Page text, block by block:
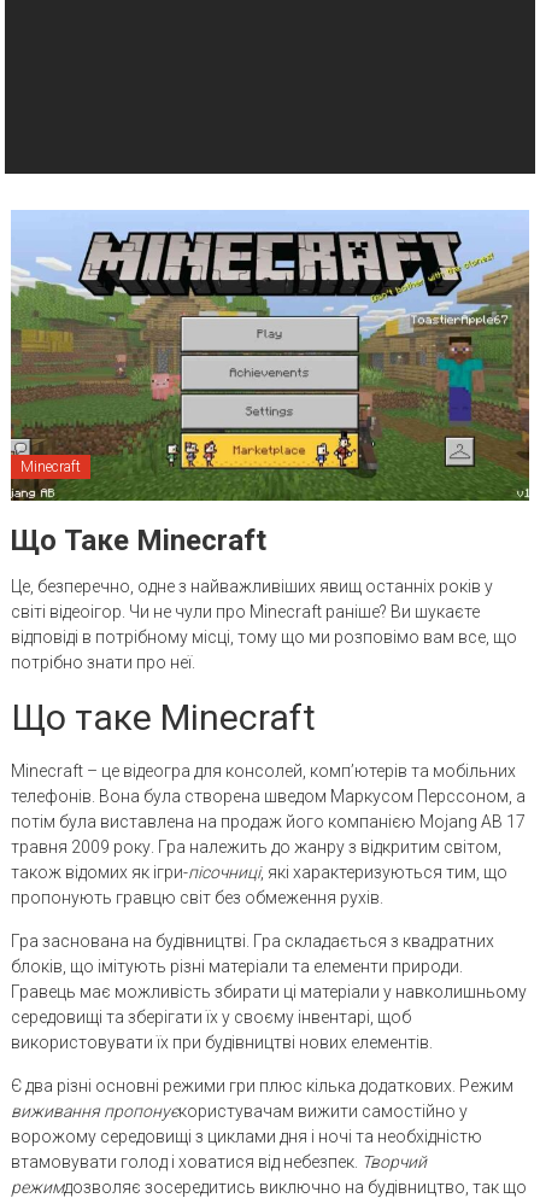
Minecraft
Що Таке Minecraft
Це, безперечно, одне з найважливіших явищ останніх років у
світі відеоігор. Чи не чули про Minecraft раніше? Ви шукаєте
відповіді в потрібному місці, тому що ми розповімо вам все, що
потрібно знати про неї.
Що таке Minecraft
Minecraft – це відеогра для консолей, комп’ютерів та мобільних
телефонів. Вона була створена шведом Маркусом Перссоном, а
потім була виставлена ​​на продаж його компанією Mojang AB 17
травня 2009 року. Гра належить до жанру з відкритим світом,
також відомих як ігри-пісочниці, які характеризуються тим, що
пропонують гравцю світ без обмеження рухів.
Гра заснована на будівництві. Гра складається з квадратних
блоків, що імітують різні матеріали та елементи природи.
Гравець має можливість збирати ці матеріали у навколишньому
середовищі та зберігати їх у своєму інвентарі, щоб
використовувати їх при будівництві нових елементів.
Є два різні основні режими гри плюс кілька додаткових. Режим
виживання пропонуєкористувачам вижити самостійно у
ворожому середовищі з циклами дня і ночі та необхідністю
втамовувати голод і ховатися від небезпек. Творчий
режимдозволяє зосередитись виключно на будівництво, так що